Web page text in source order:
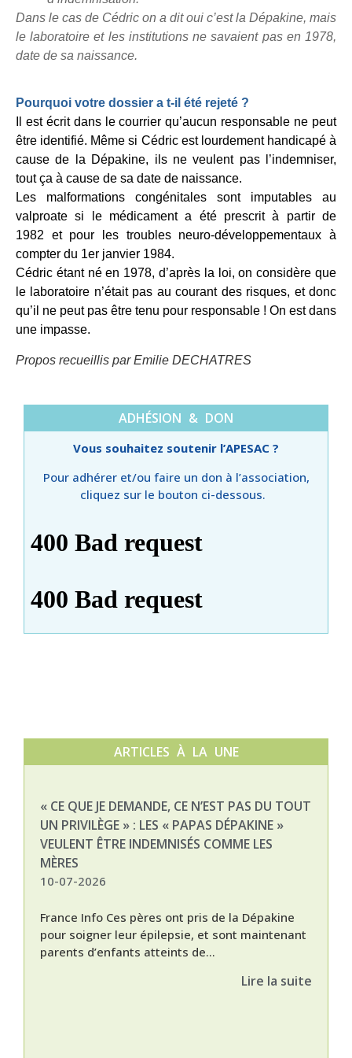
Dans le cas de Cédric on a dit oui c’est la Dépakine, mais
le laboratoire et les institutions ne savaient pas en 1978,
date de sa naissance.
Pourquoi votre dossier a t-il été rejeté ?
Il est écrit dans le courrier qu’aucun responsable ne peut
être identifié. Même si Cédric est lourdement handicapé à
cause de la Dépakine, ils ne veulent pas l’indemniser,
tout ça à cause de sa date de naissance.
Les malformations congénitales sont imputables au
valproate si le médicament a été prescrit à partir de
1982 et pour les troubles neuro-développementaux à
compter du 1er janvier 1984.
Cédric étant né en 1978, d’après la loi, on considère que
le laboratoire n’était pas au courant des risques, et donc
qu’il ne peut pas être tenu pour responsable ! On est dans
une impasse.
Propos recueillis par Emilie DECHATRES
ADHÉSION & DON
Vous souhaitez soutenir l’APESAC ?
Pour adhérer et/ou faire un don à l’association,
cliquez sur le bouton ci-dessous.
ARTICLES À LA UNE
« CE QUE JE DEMANDE, CE N’EST PAS DU TOUT
UN PRIVILÈGE » : LES « PAPAS DÉPAKINE »
VEULENT ÊTRE INDEMNISÉS COMME LES
MÈRES
10-07-2026
France Info Ces pères ont pris de la Dépakine
pour soigner leur épilepsie, et sont maintenant
parents d’enfants atteints de...
Lire la suite